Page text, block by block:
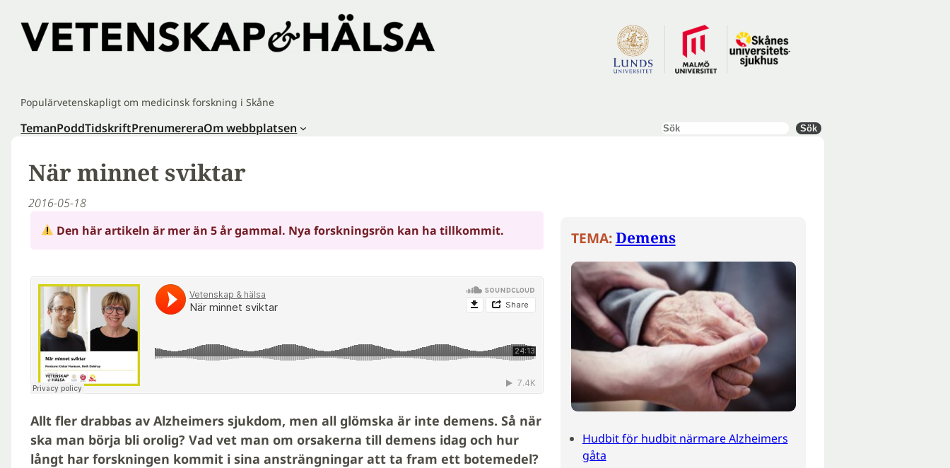
innehåll
Populärvetenskapligt om medicinsk forskning i Skåne
TemanPoddTidskriftPrenumereraOm webbplatsen Sök Sök
När minnet sviktar
2016-05-18
Den här artikeln är mer än 5 år gammal. Nya forskningsrön kan ha tillkommit.
Allt fler drabbas av Alzheimers sjukdom, men all glömska är inte demens. Så när
ska man börja bli orolig? Vad vet man om orsakerna till demens idag och hur
långt har forskningen kommit i sina ansträngningar att ta fram ett botemedel?
TEMA: Demens
Hudbit för hudbit närmare Alzheimers
gåta